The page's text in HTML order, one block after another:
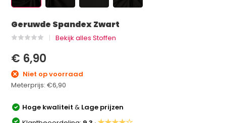
Geruwde Spandex Zwart
Bekijk alles Stoffen
€ 6,90
Niet op voorraad
Meterprijs:€6,90
Hoge kwaliteit& Lage prijzen